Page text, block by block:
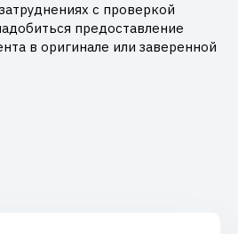
с проверкой
предоставление
в оригинале или заверенной